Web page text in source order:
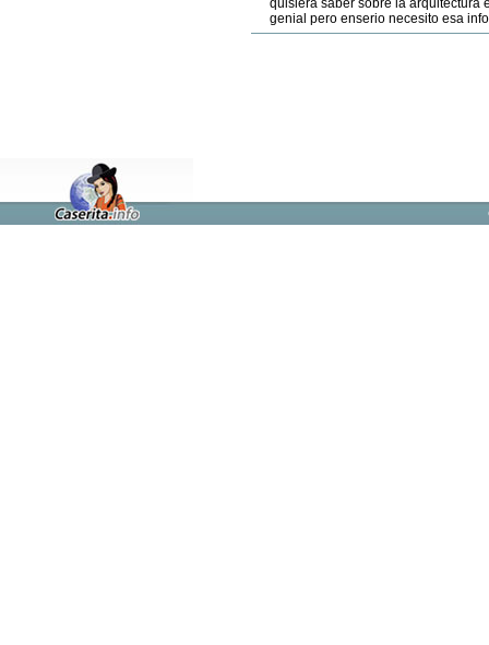
quisiera saber sobre la arquitectura
genial pero enserio necesito esa